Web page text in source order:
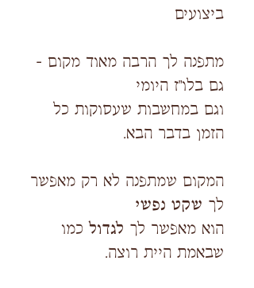
ביצועים
מתפנה לך הרבה מאוד מקום -
גם בלו"ז היומי
וגם במחשבות שעסוקות כל
הזמן בדבר הבא.
המקום שמתפנה לא רק מאפשר
לך שקט נפשי
הוא מאפשר לך לגדול כמו
שבאמת היית רוצה.